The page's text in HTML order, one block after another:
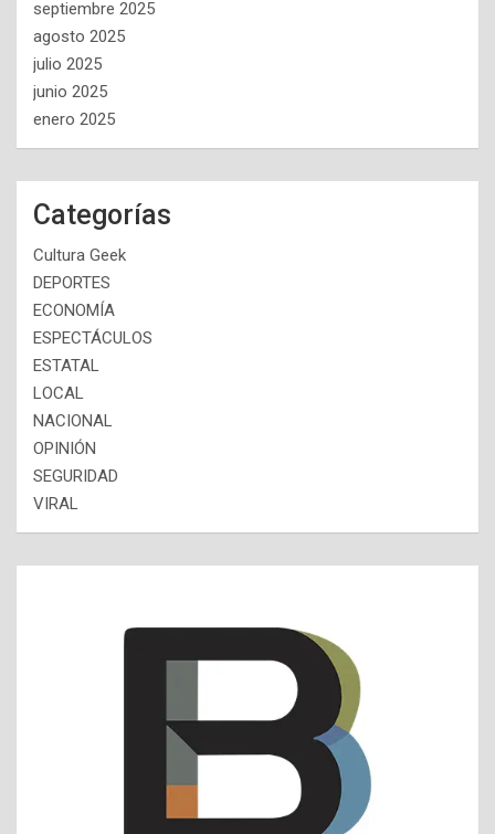
septiembre 2025
agosto 2025
julio 2025
junio 2025
enero 2025
Categorías
Cultura Geek
DEPORTES
ECONOMÍA
ESPECTÁCULOS
ESTATAL
LOCAL
NACIONAL
OPINIÓN
SEGURIDAD
VIRAL